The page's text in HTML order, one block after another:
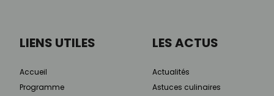
LIENS UTILES
Accueil
Programme
LES ACTUS
Actualités
Astuces culinaires